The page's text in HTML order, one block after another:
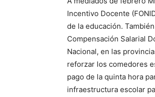
Incentivo Docente
de la educación.
Compensación Salarial
Nacional, en las
reforzar los comedores
pago de la quinta hora
infraestructura escolar